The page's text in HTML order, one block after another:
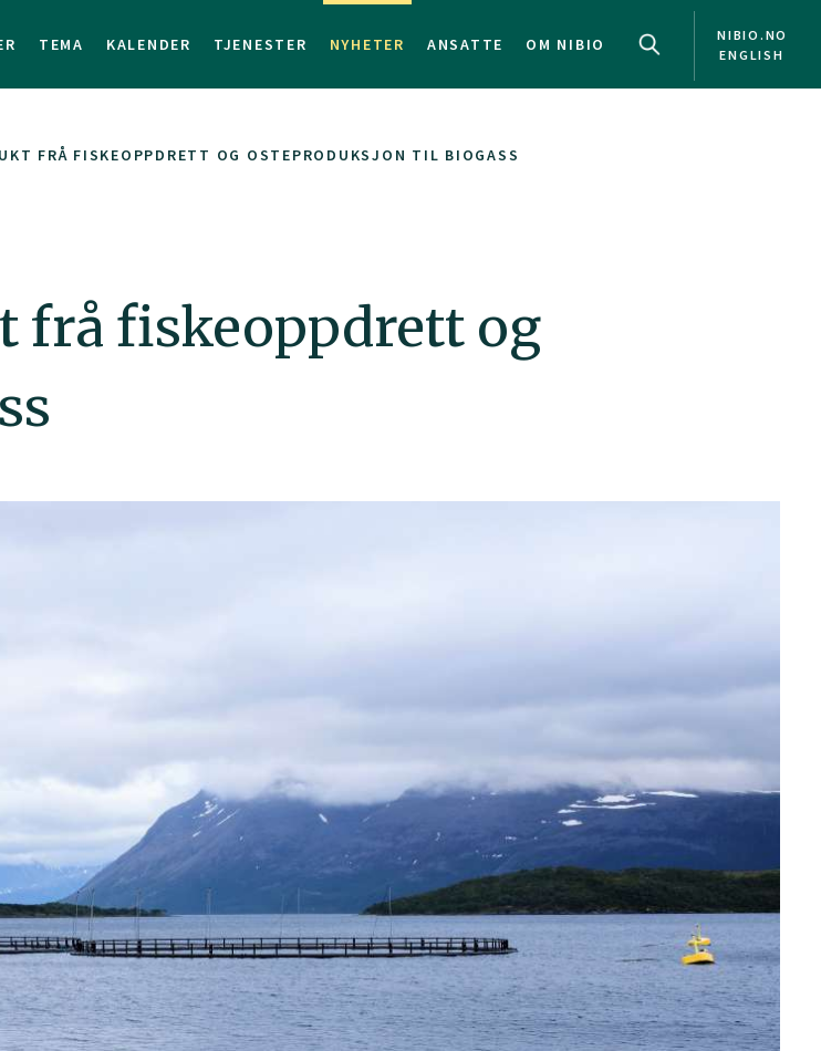
TEMA KALENDER TJENESTER NYHETER ANSATTE OM NIBIO
NIBIO.NO
ENGLISH
FRÅ FISKEOPPDRETT OG OSTEPRODUKSJON TIL BIOGASS
frå fiskeoppdrett og